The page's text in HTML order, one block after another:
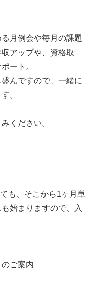
月例会や毎月の課題
アップや、資格取
ート。
んですので、一緒に
。
ください。
も、そこから1ヶ月単
始まりますので、入
のご案内